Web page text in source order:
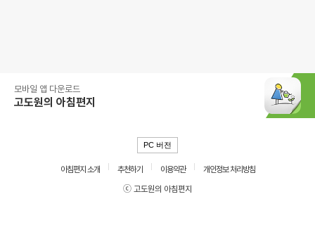
모바일 앱 다운로드
고도원의 아침편지
PC 버전
아침편지 소개 추천하기 이용약관
개인정보 처리방침
ⓒ 고도원의 아침편지